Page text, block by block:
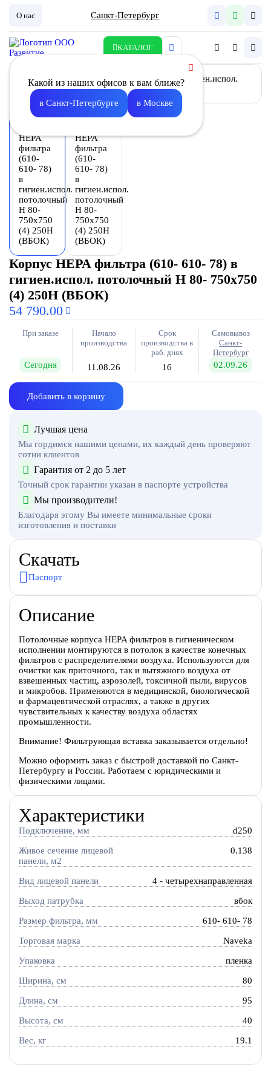
О нас Санкт-Петербург
КАТАЛОГ
Какой из наших офисов к вам ближе?
в Санкт-Петербурге в Москве
Корпус HEPA фильтра (610- 610- 78) в
гигиен.испол. потолочный H 80- 750х750
(4) 250Н (ВБОК)
54 790.00
При заказе
Сегодня
Начало
производства
11.08.26
Срок
производства в
раб. днях
16
Самовывоз
Санкт-
Петербург
02.09.26
Добавить в корзину
Лучшая цена
Мы гордимся нашими ценами, их каждый день проверяют
сотни клиентов
Гарантия от 2 до 5 лет
Точный срок гарантии указан в паспорте устройства
Мы производители!
Благодаря этому Вы имеете минимальные сроки
изготовления и поставки
Скачать
Паспорт
Описание
Потолочные корпуса HEPA фильтров в гигиеническом
исполнении монтируются в потолок в качестве конечных
фильтров с распределителями воздуха. Используются для
очистки как приточного, так и вытяжного воздуха от
взвешенных частиц, аэрозолей, токсичной пыли, вирусов
и микробов. Применяются в медицинской, биологической
и фармацевтической отраслях, а также в других
чувствительных к качеству воздуха областях
промышленности.
Внимание! Фильтрующая вставка заказывается отдельно!
Можно оформить заказ с быстрой доставкой по Санкт-
Петербургу и России. Работаем с юридическими и
физическими лицами.
Характеристики
Подключение, мм d250
Живое сечение лицевой
панели, м2
0.138
Вид лицевой панели 4 - четырехнаправленная
Выход патрубка вбок
Размер фильтра, мм 610- 610- 78
Торговая марка Naveka
Упаковка пленка
Ширина, см 80
Длина, см 95
Высота, см 40
Вес, кг 19.1